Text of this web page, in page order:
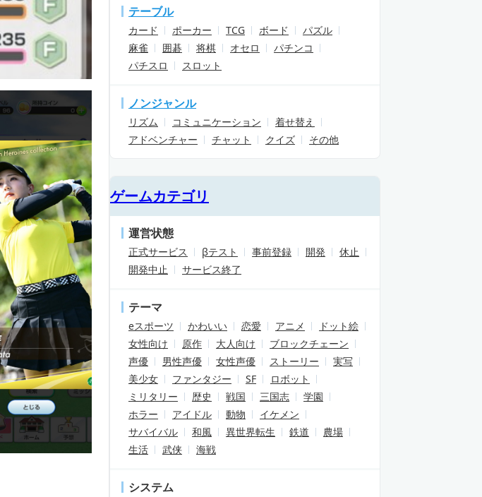
テーブル
カード ポーカー TCG ボード
パズル
麻雀
囲碁 将棋 オセロ
パチンコ
パチスロ
スロット
ノンジャンル
リズム コミュニケーション
着せ替え
アドベンチャー
チャット クイズ その他
ゲームカテゴリ
運営状態
正式サービス βテスト 事前登録 開発
休止
開発中止
サービス終了
テーマ
eスポーツ かわいい 恋愛 アニメ
ドット絵
女性向け
原作 大人向け
ブロックチェーン
声優
男性声優 女性声優 ストーリー
実写
美少女
ファンタジー SF
ロボット
ミリタリー
歴史 戦国 三国志
学園
ホラー
アイドル 動物
イケメン
サバイバル
和風 異世界転生 鉄道
農場
生活
武侠 海戦
システム